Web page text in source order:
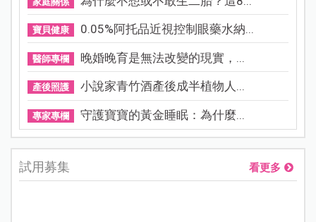
寶貝健康 0.05%阿托品近視控制眼藥水納...
醫師專欄 晚婚晚育是無法改變的現實，...
產後照護 小說家青竹酒產後成半植物人...
專家專欄 守護寶寶的黃金睡眠：為什麼...
試用募集 看更多